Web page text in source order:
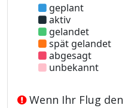
geplant
aktiv
gelandet
spät gelandet
abgesagt
unbekannt
Wenn Ihr Flug